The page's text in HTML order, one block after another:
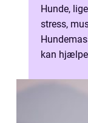
Hunde,
stress,
kan
vor...